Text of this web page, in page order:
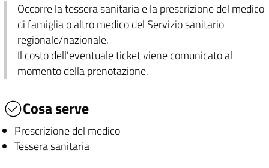
Occorre la tessera sanitaria e la prescrizione del medico
di famiglia o altro medico del Servizio sanitario
regionale/nazionale.
Il costo dell'eventuale ticket viene comunicato al
momento della prenotazione.
Cosa serve
Prescrizione del medico
Tessera sanitaria